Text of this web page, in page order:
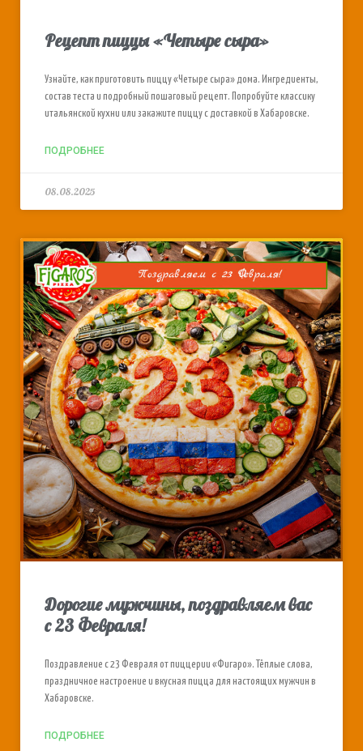
Рецепт пиццы «Четыре сыра»
Узнайте, как приготовить пиццу «Четыре сыра» дома. Ингредиенты,
состав теста и подробный пошаговый рецепт. Попробуйте классику
итальянской кухни или закажите пиццу с доставкой в Хабаровске.
ПОДРОБНЕЕ
08.08.2025
Дорогие мужчины, поздравляем вас
с 23 Февраля!
Поздравление с 23 Февраля от пиццерии «Фигаро». Тёплые слова,
праздничное настроение и вкусная пицца для настоящих мужчин в
Хабаровске.
ПОДРОБНЕЕ